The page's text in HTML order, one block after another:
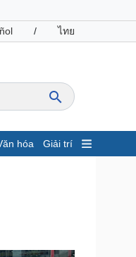
/ ไทย
hóa Giải trí